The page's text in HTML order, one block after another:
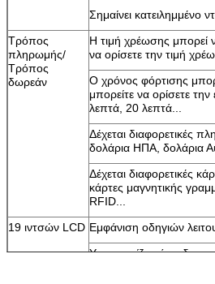
υποβολή
Σημαίνει κατειλημμένο
Τρόπος
πληρωμής/
Τρόπος
δωρεάν
Η τιμή χρέωσης μπορεί
να ορίσετε την τιμή
Ο χρόνος φόρτισης
μπορείτε να ορίσετε
λεπτά, 20 λεπτά...
Δέχεται διαφορετικές
δολάρια ΗΠΑ, δολάρια
Δέχεται διαφορετικές
κάρτες μαγνητικής
RFID...
19 ιντσών LCD Εμφάνιση οδηγιών
Υποστηρίζει τόσο